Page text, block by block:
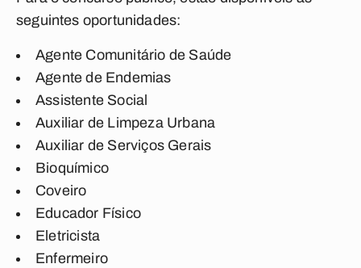
seguintes oportunidades:
Agente Comunitário de Saúde
Agente de Endemias
Assistente Social
Auxiliar de Limpeza Urbana
Auxiliar de Serviços Gerais
Bioquímico
Coveiro
Educador Físico
Eletricista
Enfermeiro